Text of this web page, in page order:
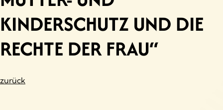
KINDERSCHUTZ UND DIE
RECHTE DER FRAU“
zurück